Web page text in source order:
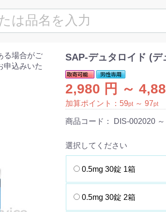
る場合がご
申込みいた
SAP-デュタロイド (デ
2,980 円 ～
加算ポイント： 59pt ～ 97pt
商品コード： DIS-002020
選択してください
0.5mg 30錠 1箱
0.5mg 30錠 2箱